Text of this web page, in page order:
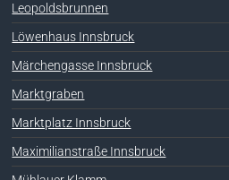
Leopoldsbrunnen
Löwenhaus Innsbruck
Märchengasse Innsbruck
Marktgraben
Marktplatz Innsbruck
Maximilianstraße Innsbruck